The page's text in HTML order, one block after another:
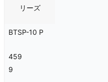
リーズ
BTSP-10 P
459
9